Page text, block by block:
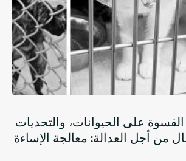
على الحيوانات، والتحديات
من أجل العدالة: معالجة الإساءة